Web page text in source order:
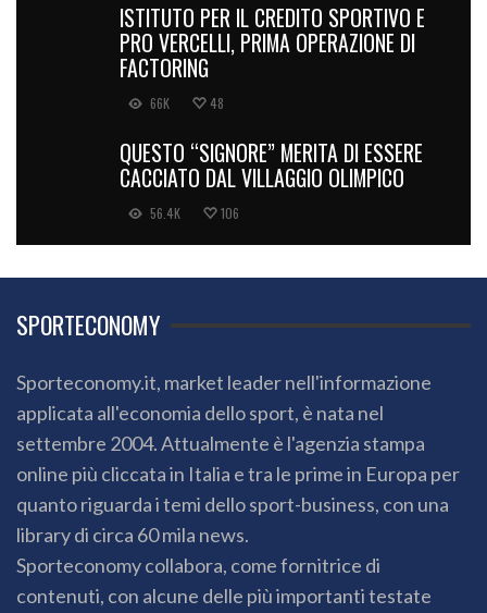
ISTITUTO PER IL CREDITO SPORTIVO E
PRO VERCELLI, PRIMA OPERAZIONE DI
FACTORING
66K 48
QUESTO “SIGNORE” MERITA DI ESSERE
CACCIATO DAL VILLAGGIO OLIMPICO
56.4K 106
SPORTECONOMY
Sporteconomy.it, market leader nell'informazione
applicata all'economia dello sport, è nata nel
settembre 2004. Attualmente è l'agenzia stampa
online più cliccata in Italia e tra le prime in Europa per
quanto riguarda i temi dello sport-business, con una
library di circa 60 mila news.
Sporteconomy collabora, come fornitrice di
contenuti, con alcune delle più importanti testate